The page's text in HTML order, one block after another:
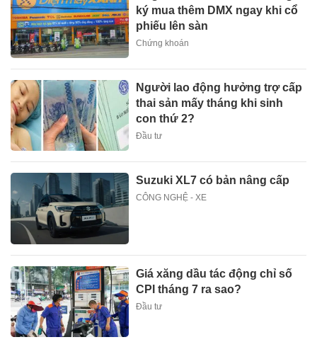
ký mua thêm DMX ngay khi cổ
phiếu lên sàn
Chứng khoán
Người lao động hưởng trợ cấp
thai sản mấy tháng khi sinh
con thứ 2?
Đầu tư
Suzuki XL7 có bản nâng cấp
CÔNG NGHỆ - XE
Giá xăng dầu tác động chỉ số
CPI tháng 7 ra sao?
Đầu tư